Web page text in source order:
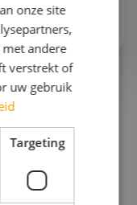
onze site
andere
verstrekt of
uw gebruik
Targeting